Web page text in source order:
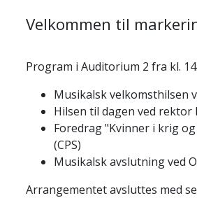
Velkommen til
Program i Auditorium 2 fra kl.
Musikalsk velkomsthilsen
Hilsen til dagen ved rektor
Foredrag "Kvinner i krig
(CPS)
Musikalsk avslutning ved
Arrangementet avsluttes med